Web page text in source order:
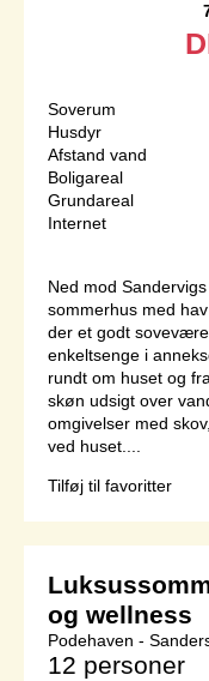
Soverum
Husdyr
Afstand vand
Boligareal
Grundareal
Internet
Ned mod
sommerhus med
der et godt
enkeltsenge i
rundt om huset og
skøn udsigt over
omgivelser med
ved huset....
Tilføj til favoritter
og wellness
Podehaven -
12 personer